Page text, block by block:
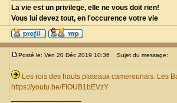
La vie est un privilege, elle ne vous doit rien!
Vous lui devez tout, en l'occurence votre vie
Posté le: Ven 20 Déc 2019 10:36 Sujet du message:
Les rois des hauts plateaux camerounais: Les
https://youtu.be/FIOUB1bEVzY